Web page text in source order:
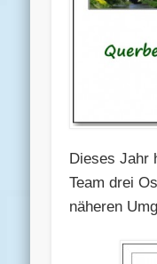
Dieses Jahr
Team drei
näheren